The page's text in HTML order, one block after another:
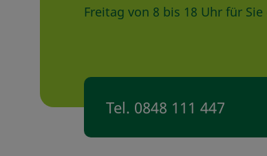
Freitag von 8 bis 18 Uhr für
Tel. 0848 111 447